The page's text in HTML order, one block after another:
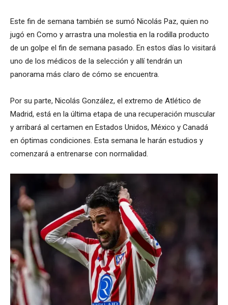
Este fin de semana también se sumó Nicolás Paz, quien no
jugó en Como y arrastra una molestia en la rodilla producto
de un golpe el fin de semana pasado. En estos días lo visitará
uno de los médicos de la selección y allí tendrán un
panorama más claro de cómo se encuentra.
Por su parte, Nicolás González, el extremo de Atlético de
Madrid, está en la última etapa de una recuperación muscular
y arribará al certamen en Estados Unidos, México y Canadá
en óptimas condiciones. Esta semana le harán estudios y
comenzará a entrenarse con normalidad.